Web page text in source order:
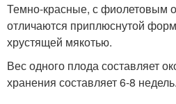
Темно-красные, с фиолетовым
отличаются приплюснутой
хрустящей мякотью.
Вес одного плода составляет
хранения составляет 6-8 недель.